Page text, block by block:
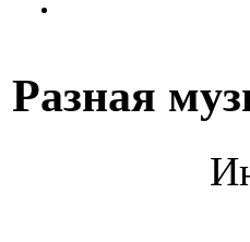
Разная